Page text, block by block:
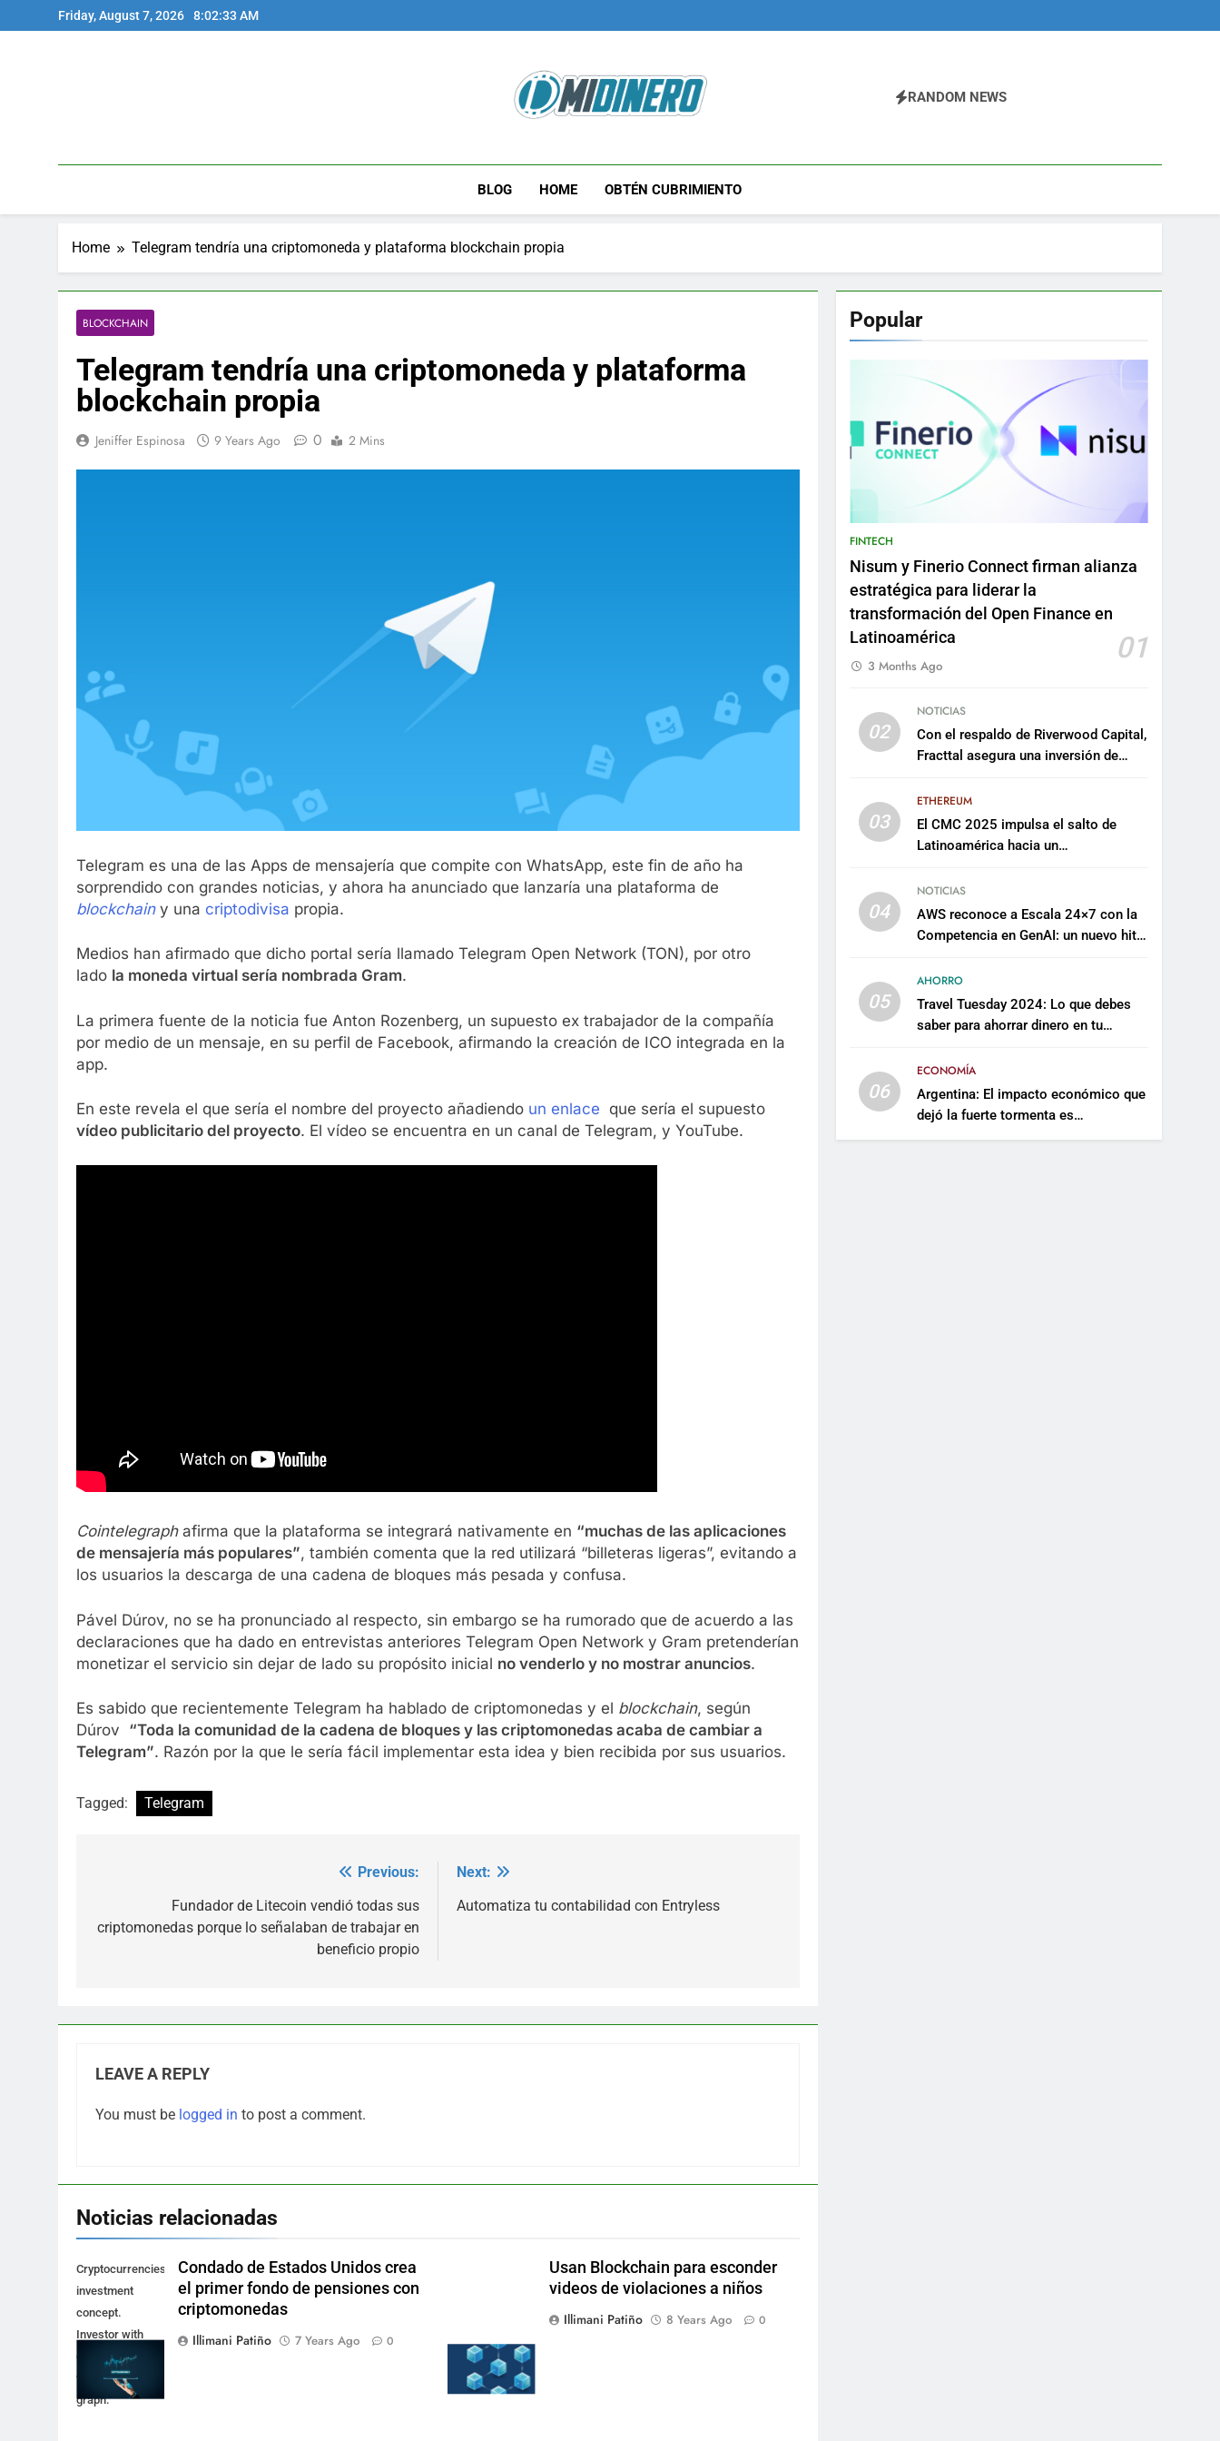
to
Friday, August 7, 2026 8:02:34 AM
Midinero.co
RANDOM NEWS
BLOG HOME OBTÉN CUBRIMIENTO
Home Telegram tendría una criptomoneda y plataforma blockchain propia
BLOCKCHAIN
Telegram tendría una criptomoneda y plataforma
blockchain propia
Jeniffer Espinosa 9 Years Ago 0 2 Mins
Telegram es una de las Apps de mensajería que compite con WhatsApp, este fin de año ha
sorprendido con grandes noticias, y ahora ha anunciado que lanzaría una plataforma de
blockchainy una criptodivisa propia.
Medios han afirmado que dicho portal sería llamado Telegram Open Network (TON), por otro
lado la moneda virtual sería nombrada Gram.
La primera fuente de la noticia fue Anton Rozenberg, un supuesto ex trabajador de la compañía
por medio de un mensaje, en su perfil de Facebook, afirmando la creación de ICO integrada en la
app.
En este revela el que sería el nombre del proyecto añadiendo un enlace que sería el supuesto
vídeo publicitario del proyecto. El vídeo se encuentra en un canal de Telegram, y YouTube.
Cointelegraphafirma que la plataforma se integrará nativamente en “muchas de las aplicaciones
de mensajería más populares”, también comenta que la red utilizará “billeteras ligeras”, evitando a
los usuarios la descarga de una cadena de bloques más pesada y confusa.
Pável Dúrov, no se ha pronunciado al respecto, sin embargo se ha rumorado que de acuerdo a las
declaraciones que ha dado en entrevistas anteriores Telegram Open Network y Gram pretenderían
monetizar el servicio sin dejar de lado su propósito inicial no venderlo y no mostrar anuncios.
Es sabido que recientemente Telegram ha hablado de criptomonedas y el blockchain, según
Dúrov “Toda la comunidad de la cadena de bloques y las criptomonedas acaba de cambiar a
Telegram”. Razón por la que le sería fácil implementar esta idea y bien recibida por sus usuarios.
Tagged: Telegram
navigation
Previous:
Fundador de Litecoin vendió todas sus
criptomonedas porque lo señalaban de trabajar en
beneficio propio
Next:
Automatiza tu contabilidad con Entryless
LEAVE A REPLY
You must be logged in to post a comment.
Noticias relacionadas
Cryptocurrencies
investment
concept.
Investor with
digital tablet and
virtual tradeview
graph.
Condado de Estados Unidos crea
el primer fondo de pensiones con
criptomonedas
Illimani Patiño
7 Years Ago 0
Usan Blockchain para esconder
videos de violaciones a niños
Illimani Patiño
8 Years Ago 0
Popular
FINTECH
Nisum y Finerio Connect firman alianza
estratégica para liderar la
transformación del Open Finance en
Latinoamérica
01
3 Months Ago
02
NOTICIAS
Con el respaldo de Riverwood Capital,
Fracttal asegura una inversión de
plataforma
03
ETHEREUM
El CMC 2025 impulsa el salto de
Latinoamérica hacia un
sostenible
04
NOTICIAS
AWS reconoce a Escala 24×7 con la
Competencia en GenAI: un nuevo hito
artificial empresarial
05
AHORRO
Travel Tuesday 2024: Lo que debes
saber para ahorrar dinero en tu
06
ECONOMÍA
Argentina: El impacto económico que
dejó la fuerte tormenta es
incalculable